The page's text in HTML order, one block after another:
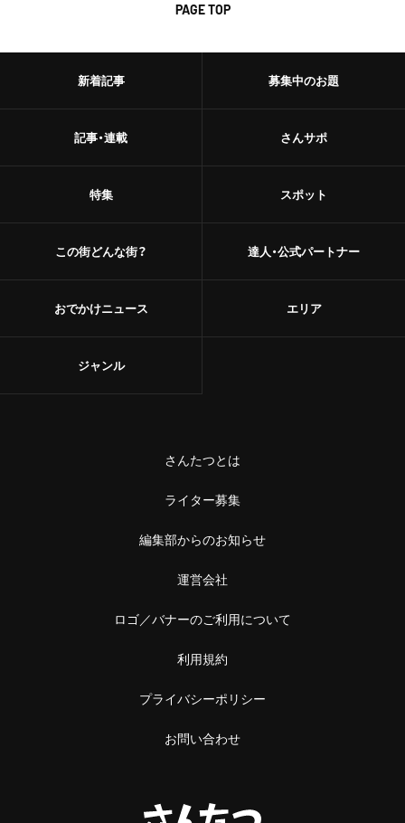
PAGE TOP
新着記事
記事・連載
特集
この街どんな街？
おでかけニュース
募集中のお題
さんサポ
スポット
達人・公式パートナー
エリア
ジャンル
さんたつとは
ライター募集
編集部からのお知らせ
運営会社
ロゴ／バナーのご利用について
利用規約
プライバシーポリシー
お問い合わせ